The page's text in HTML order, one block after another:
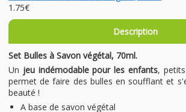
1.75€
Description
Set Bulles à Savon végétal, 70ml.
Un jeu indémodable pour les enfants,
permet de faire des bulles en soufflant et
beauté !
A base de savon végétal